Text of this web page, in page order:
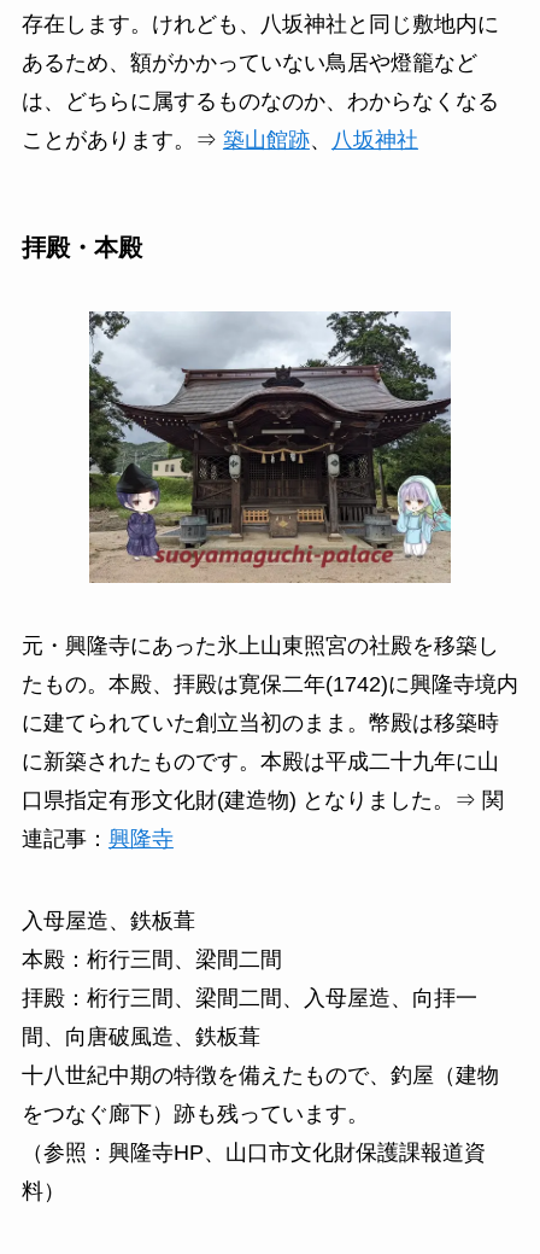
存在します。けれども、八坂神社と同じ敷地内に
あるため、額がかかっていない鳥居や燈籠など
は、どちらに属するものなのか、わからなくなる
ことがあります。⇒ 築山館跡、 八坂神社
拝殿・本殿
元・興隆寺にあった氷上山東照宮の社殿を移築し
たもの。本殿、拝殿は寛保二年(1742)に興隆寺境内
に建てられていた創立当初のまま。幣殿は移築時
に新築されたものです。本殿は平成二十九年に山
口県指定有形文化財(建造物) となりました。⇒ 関
連記事： 興隆寺
入母屋造、鉄板葺
本殿：桁行三間、梁間二間
拝殿：桁行三間、梁間二間、入母屋造、向拝一
間、向唐破風造、鉄板葺
十八世紀中期の特徴を備えたもので、釣屋（建物
をつなぐ廊下）跡も残っています。
（参照：興隆寺HP、山口市文化財保護課報道資
料）